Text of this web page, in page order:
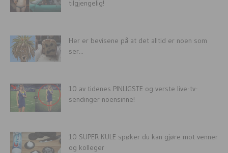
tilgjengelig!
Her er bevisene på at det alltid er noen som
ser...
10 av tidenes PINLIGSTE og verste live-tv-
sendinger noensinne!
10 SUPER KULE spøker du kan gjøre mot venner
og kolleger